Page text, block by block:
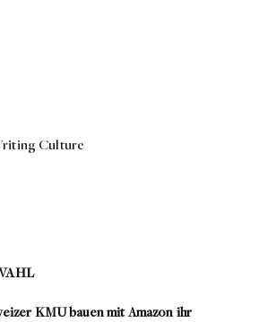
Culture
KMU bauen mit Amazon ihr